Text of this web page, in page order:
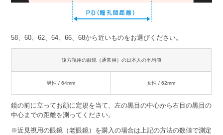
58、60、62、64、66、68から近いものをお選びください。
遠方視用の眼鏡（通常用）の日本人の平均値
男性 / 64mm 女性 / 62mm
鏡の前に立ってお顔に定規を当て、左の黒目の中心から右目の黒目の
中心までの距離を測ってください。
※近見視用の眼鏡（老眼鏡）を購入の場合は上記の方法の数値で測定